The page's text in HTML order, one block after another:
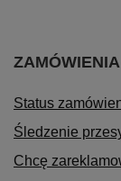
ZAMÓWIENIA
Status
Śledzenie
Chcę